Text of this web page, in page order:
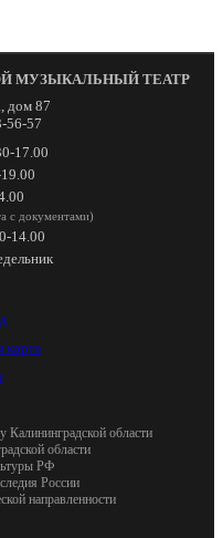
МУЗЫКАЛЬНЫЙ ТЕАТР
дом 87
56-57
17.00
с документами)
14.00
Калининградской области
области
РФ
России
направленности